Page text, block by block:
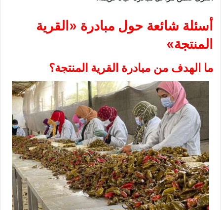
أسئلة شائعة حول مبادرة «القرية
المنتجة»
ما الهدف من مبادرة القرية المنتجة؟